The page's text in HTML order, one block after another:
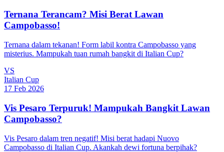
Ternana Terancam? Misi Berat Lawan
Campobasso!
Ternana dalam tekanan! Form labil kontra Campobasso yang
misterius. Mampukah tuan rumah bangkit di Italian Cup?
VS
Italian Cup
17 Feb 2026
Vis Pesaro Terpuruk! Mampukah Bangkit Lawan
Campobasso?
Vis Pesaro dalam tren negatif! Misi berat hadapi Nuovo
Campobasso di Italian Cup. Akankah dewi fortuna berpihak?